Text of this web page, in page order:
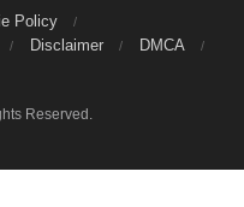
Policy
Disclaimer
DMCA
Reserved.